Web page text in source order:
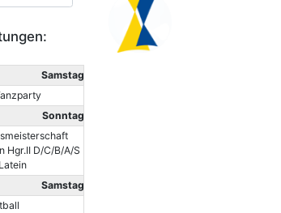
Samstag
Sonntag
Hgr.II D/C/B/A/S
Samstag